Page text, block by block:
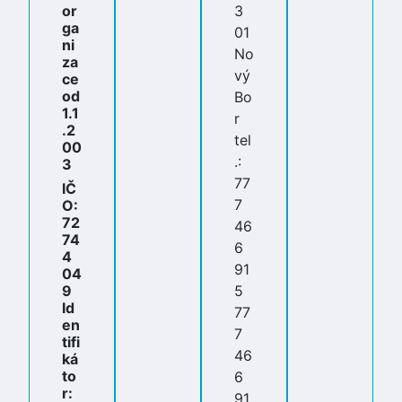
or
ga
ni
za
ce
od
1.1
.2
00
3
IČ
O:
72
74
4
04
9
Id
en
tifi
ká
to
r:
3
01
No
vý
Bo
r
tel
.:
77
7
46
6
91
5
77
7
46
6
91